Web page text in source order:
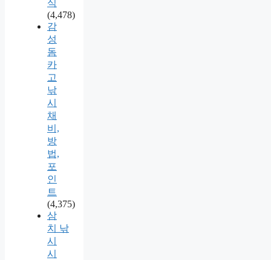
식
(4,478)
감
성
돔
카
고
낚
시
채
비,
방
법,
포
인
트
(4,375)
삼
치 낚
시
시